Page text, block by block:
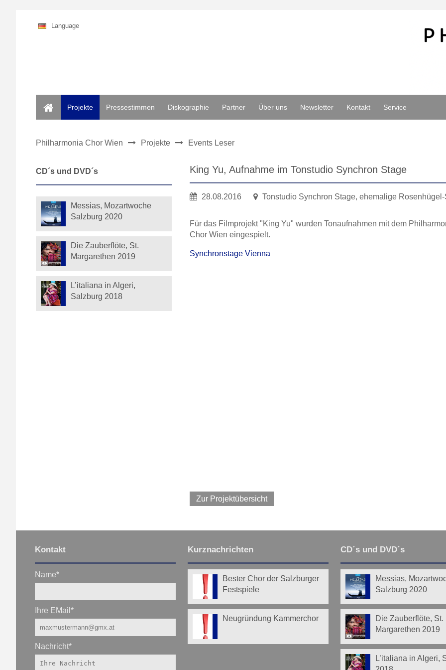
Language
Projekte
Pressestimmen Diskographie Partner Über uns Newsletter Kontakt Service
Philharmonia Chor Wien Projekte Events Leser
King Yu, Aufnahme im Tonstudio Synchron Stage
28.08.2016 Tonstudio Synchron Stage, ehemalige
Für das Filmprojekt "King Yu" wurden Tonaufnahmen mit dem
Chor Wien eingespielt.
Synchronstage Vienna
Zur Projektübersicht
CD´s und DVD´s
Messias, Mozartwoche
Salzburg 2020
Die Zauberflöte, St.
Margarethen 2019
L’italiana in Algeri,
Salzburg 2018
Kontakt
Name*
Ihre EMail*
Nachricht*
Kurznachrichten
Bester Chor der Salzburger
Festspiele
Neugründung Kammerchor
CD´s und DVD´s
Messias,
Salzburg 2020
Die Zauberflöte, St.
Margarethen 2019
L’italiana in Algeri,